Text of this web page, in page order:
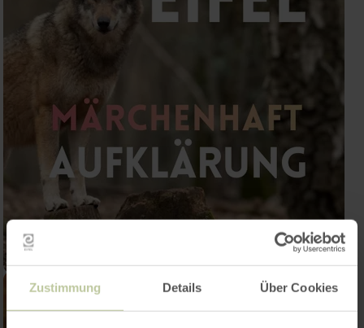
Zustimmung Details Über Cookies